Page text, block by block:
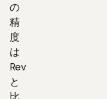
の
精
度
は
Rev
と